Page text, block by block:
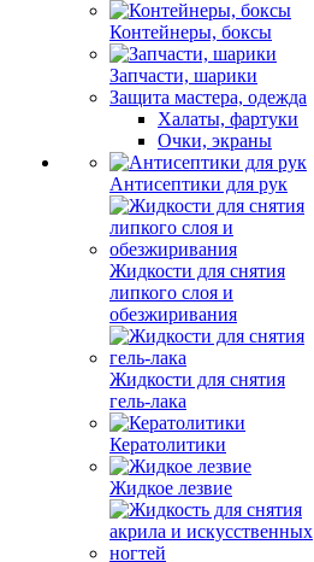
Контейнеры, боксы
Запчасти, шарики
Защита мастера, одежда
Халаты, фартуки
Очки, экраны
Антисептики для рук
Жидкости для снятия
липкого слоя и
обезжиривания
Жидкости для снятия
гель-лака
Кератолитики
Жидкое лезвие